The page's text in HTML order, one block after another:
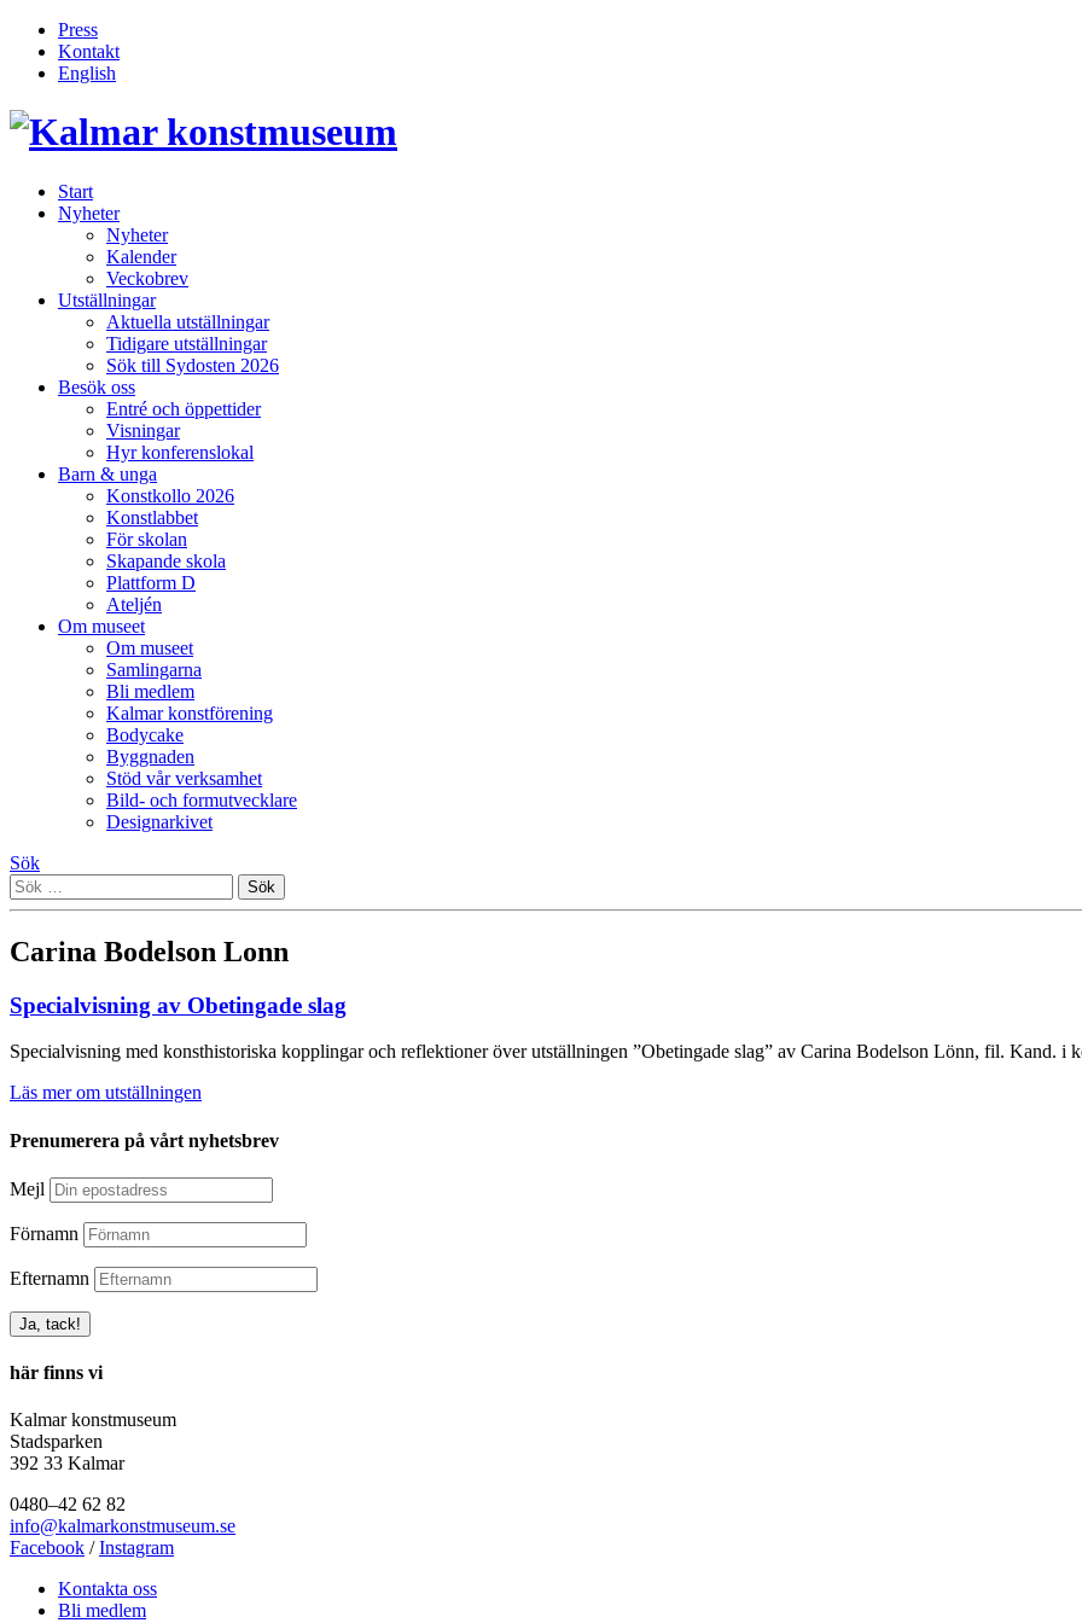
Press
Kontakt
English
Inläggsnavigering
Start
Nyheter
Nyheter
Kalender
Veckobrev
Utställningar
Aktuella utställningar
Tidigare utställningar
Sök till Sydosten 2026
Besök oss
Entré och öppettider
Visningar
Hyr konferenslokal
Barn & unga
Konstkollo 2026
Konstlabbet
För skolan
Skapande skola
Plattform D
Ateljén
Om museet
Om museet
Samlingarna
Bli medlem
Kalmar konstförening
Bodycake
Byggnaden
Stöd vår verksamhet
Bild- och formutvecklare
Designarkivet
Sök
Sök
efter:
Carina Bodelson Lonn
Specialvisning av Obetingade slag
Specialvisning med konsthistoriska kopplingar och reflektioner över utställningen ”Obetingade slag” av Carina Bodelson Lönn, fil. Kand. i
Läs mer om utställningen
Prenumerera på vårt nyhetsbrev
Mejl
Förnamn
Efternamn
här finns vi
Kalmar konstmuseum
Stadsparken
392 33 Kalmar
0480–42 62 82
info@kalmarkonstmuseum.se
Facebook /Instagram
Kontakta oss
Bli medlem